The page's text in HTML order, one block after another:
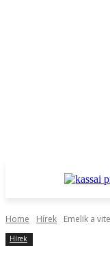
Home Hírek Emelik a
Hírek